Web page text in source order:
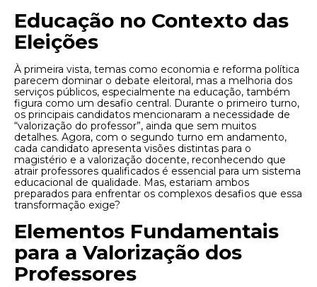
Educação no Contexto das
Eleições
À primeira vista, temas como economia e reforma política
parecem dominar o debate eleitoral, mas a melhoria dos
serviços públicos, especialmente na educação, também
figura como um desafio central. Durante o primeiro turno,
os principais candidatos mencionaram a necessidade de
“valorização do professor”, ainda que sem muitos
detalhes. Agora, com o segundo turno em andamento,
cada candidato apresenta visões distintas para o
magistério e a valorização docente, reconhecendo que
atrair professores qualificados é essencial para um sistema
educacional de qualidade. Mas, estariam ambos
preparados para enfrentar os complexos desafios que essa
transformação exige?
Elementos Fundamentais
para a Valorização dos
Professores